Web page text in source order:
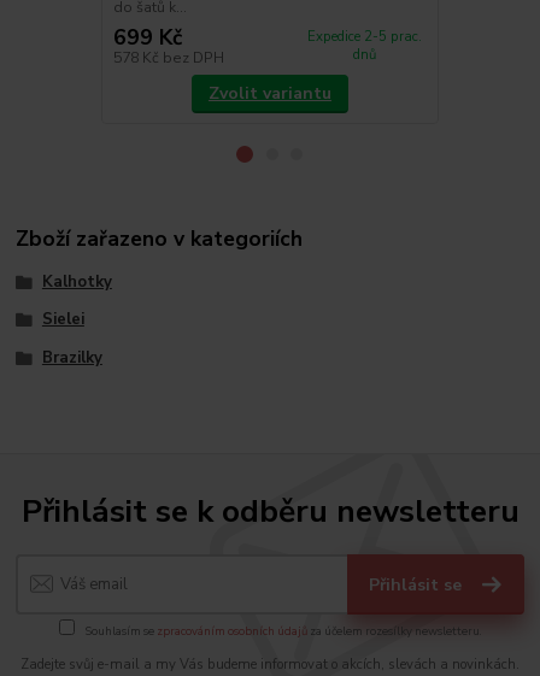
do šatů k...
699 Kč
578 Kč bez DPH
Expedice 2-5 prac.
dnů
Zvolit variantu
Zboží zařazeno v kategoriích
Kalhotky
Sielei
Brazilky
Přihlásit se k odběru newsletteru
Přihlásit se
Souhlasím se zpracováním osobních údajů za účelem rozesílky newsletteru.
Zadejte svůj e-mail a my Vás budeme informovat o akcích, slevách a novinkách.